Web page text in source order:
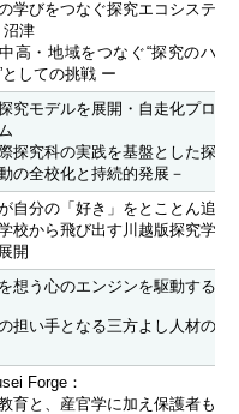
学びをつなぐ探究エコシステ
沼津
高・地域をつなぐ“探究のハ
としての挑戦 ー
究モデルを展開・自走化プロ
探究科の実践を基盤とした探
の全校化と持続的発展－
自分の「好き」をとことん追
校から飛び出す川越版探究学
開
想う心のエンジンを駆動する
担い手となる三方よし人材の
Forge：
育と、産官学に加え保護者も